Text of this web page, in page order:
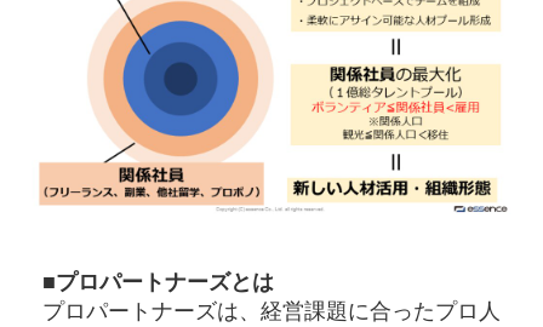
■プロパートナーズとは
プロパートナーズは、経営課題に合ったプロ⼈